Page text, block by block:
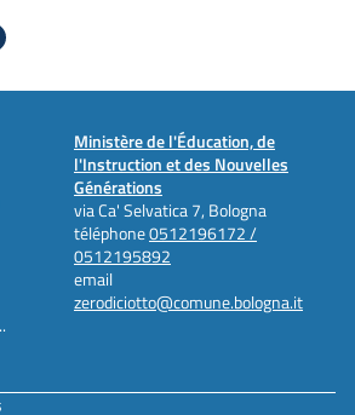
Ministère de l'Éducation, de
l'Instruction et des Nouvelles
Générations
via Ca' Selvatica 7, Bologna
téléphone0512196172 /
0512195892
email
zerodiciotto@comune.bologna.it